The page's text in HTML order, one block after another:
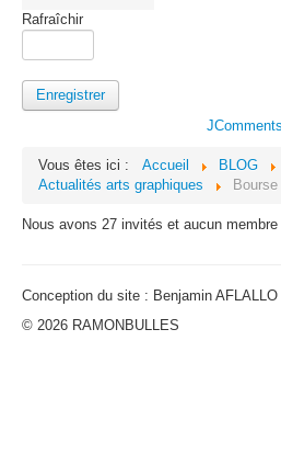
Rafraîchir
Enregistrer
JComments
Vous êtes ici : Accueil
BLOG
Actualités arts graphiques
Nous avons 27 invités et aucun
Conception du site : Benjamin AFLALLO
© 2026 RAMONBULLES